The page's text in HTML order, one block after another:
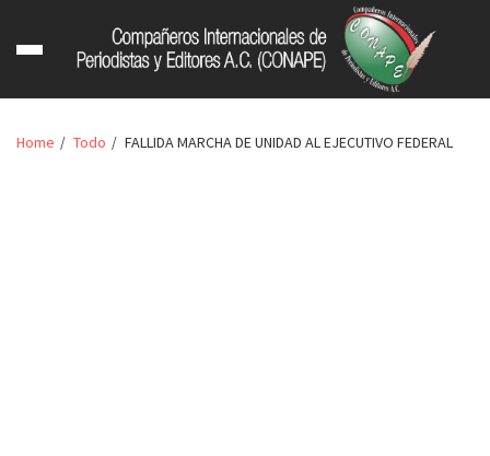
Home Todo FALLIDA MARCHA DE UNIDAD AL EJECUTIVO FEDERAL